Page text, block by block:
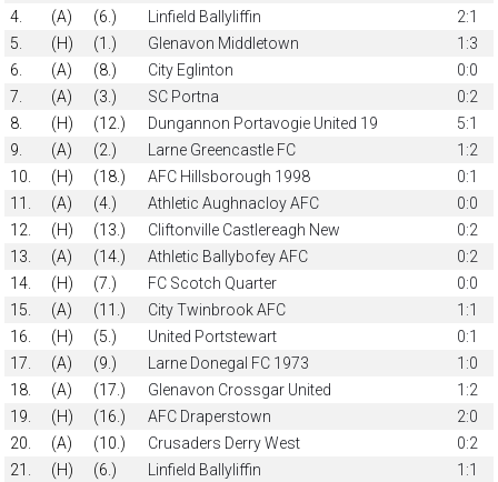
4.
(A) (6.) Linfield Ballyliffin
2:1
5.
(H) (1.) Glenavon Middletown
1:3
6.
(A) (8.) City Eglinton
0:0
7.
(A) (3.) SC Portna
0:2
8.
(H) (12.) Dungannon Portavogie United 19
5:1
9.
(A) (2.) Larne Greencastle FC
1:2
10.
(H) (18.) AFC Hillsborough 1998
0:1
11.
(A) (4.) Athletic Aughnacloy AFC
0:0
12.
(H) (13.) Cliftonville Castlereagh New
0:2
13.
(A) (14.) Athletic Ballybofey AFC
0:2
14.
(H) (7.) FC Scotch Quarter
0:0
15.
(A) (11.) City Twinbrook AFC
1:1
16.
(H) (5.) United Portstewart
0:1
17.
(A) (9.) Larne Donegal FC 1973
1:0
18.
(A) (17.) Glenavon Crossgar United
1:2
19.
(H) (16.) AFC Draperstown
2:0
20.
(A) (10.) Crusaders Derry West
0:2
21.
(H) (6.) Linfield Ballyliffin
1:1